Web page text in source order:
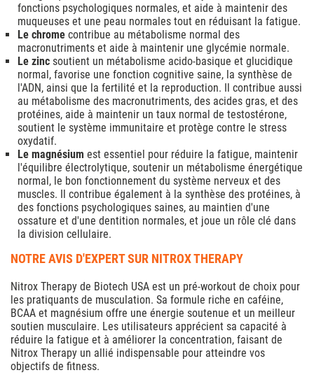
fonctions psychologiques normales, et aide à maintenir des
muqueuses et une peau normales tout en réduisant la fatigue.
Le chrome contribue au métabolisme normal des
macronutriments et aide à maintenir une glycémie normale.
Le zinc soutient un métabolisme acido-basique et glucidique
normal, favorise une fonction cognitive saine, la synthèse de
l'ADN, ainsi que la fertilité et la reproduction. Il contribue aussi
au métabolisme des macronutriments, des acides gras, et des
protéines, aide à maintenir un taux normal de testostérone,
soutient le système immunitaire et protège contre le stress
oxydatif.
Le magnésium est essentiel pour réduire la fatigue, maintenir
l'équilibre électrolytique, soutenir un métabolisme énergétique
normal, le bon fonctionnement du système nerveux et des
muscles. Il contribue également à la synthèse des protéines, à
des fonctions psychologiques saines, au maintien d'une
ossature et d'une dentition normales, et joue un rôle clé dans
la division cellulaire.
NOTRE AVIS D'EXPERT SUR NITROX THERAPY
Nitrox Therapy de Biotech USA est un pré-workout de choix pour
les pratiquants de musculation. Sa formule riche en caféine,
BCAA et magnésium offre une énergie soutenue et un meilleur
soutien musculaire. Les utilisateurs apprécient sa capacité à
réduire la fatigue et à améliorer la concentration, faisant de
Nitrox Therapy un allié indispensable pour atteindre vos
objectifs de fitness.